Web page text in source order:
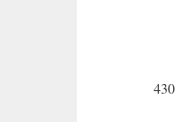
430